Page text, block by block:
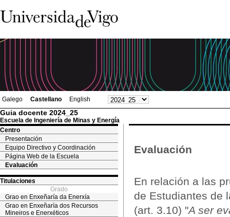
Galego Castellano English
Guia docente 2024_25
Escuela de Ingeniería de Minas y Energía
Centro
Presentación
Equipo Directivo y Coordinación
Página Web de la Escuela
Evaluación
Titulaciones
Grado
Grao en Enxeñaría da Enerxía
Grao en Enxeñaría dos Recursos
Mineiros e Enerxéticos
Evaluación
En relación a las
de Estudiantes de
(art. 3.10) "A ser